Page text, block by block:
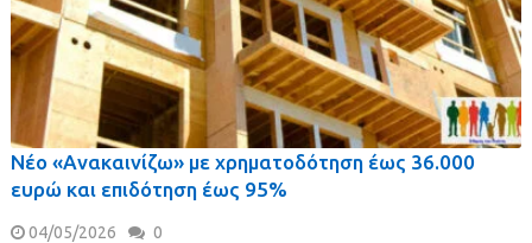
Νέο «Ανακαινίζω» με χρηματοδότηση έως 36.000
ευρώ και επιδότηση έως 95%
04/05/2026 0